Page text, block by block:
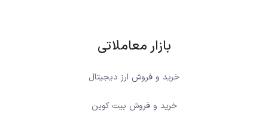
بازار معاملاتی
خرید و فروش ارز دیجیتال
خرید و فروش بیت کوین